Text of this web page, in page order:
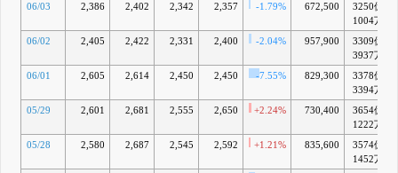
06/03 2,386 2,402 2,342 2,357 -1.79% 672,500
3250億
1004万
06/02 2,405 2,422 2,331 2,400 -2.04% 957,900
3309億
3937万
06/01 2,605 2,614 2,450 2,450 -7.55% 829,300
3378億
3394万
05/29
2,601 2,681 2,555 2,650 +2.24% 730,400
3654億
1222万
05/28
2,580 2,687 2,545 2,592 +1.21% 835,600
3574億
1452万